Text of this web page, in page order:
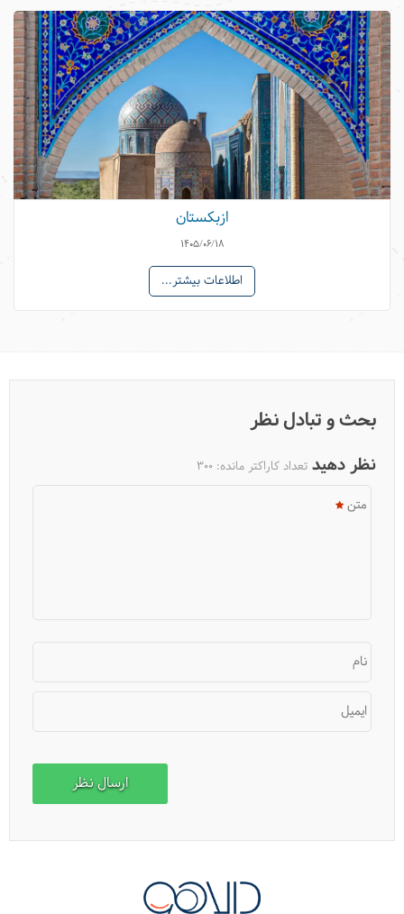
بهترین لوکیشن‌های عکاسی در ازبکستان
ازبکستان
1405/06/18
اطلاعات بیشتر...
بحث و تبادل نظر
نظر دهید تعداد کاراکتر مانده: 300
متن
نام
ایمیل